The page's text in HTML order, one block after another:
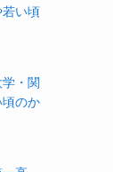
い頃
・関
のか